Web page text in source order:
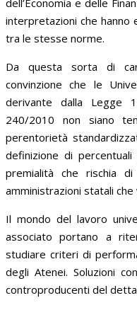
dell’Economia e delle
interpretazioni che hanno
tra le stesse norme.
Da questa sorta di
convinzione che le
derivante dalla Legge
240/2010 non siano
perentorietà
definizione di
premialità che rischia
amministrazioni statali
Il mondo del lavoro
associato portano a
studiare criteri di
degli Atenei. Soluzioni
controproducenti del